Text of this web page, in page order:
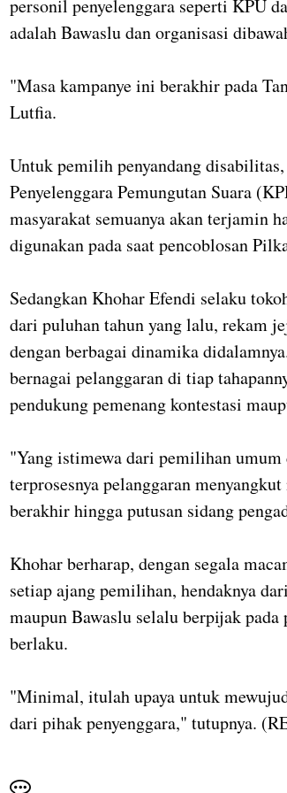
personil penyelenggara seperti KPU
adalah Bawaslu dan organisasi
"Masa kampanye ini berakhir pada
Lutfia.
Untuk pemilih penyandang
Penyelenggara Pemungutan Suara
masyarakat semuanya akan terjamin
digunakan pada saat pencoblosan
Sedangkan Khohar Efendi selaku
dari puluhan tahun yang lalu, rekam
dengan berbagai dinamika
bernagai pelanggaran di tiap
pendukung pemenang kontestasi
"Yang istimewa dari pemilihan
terprosesnya pelanggaran
berakhir hingga putusan sidang
Khohar berharap, dengan segala
setiap ajang pemilihan, hendaknya
maupun Bawaslu selalu berpijak
berlaku.
"Minimal, itulah upaya untuk
dari pihak penyenggara," tutupnya.